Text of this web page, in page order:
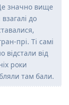
значно вище
до
прі. Ті самі
відстали від
роки
там бали.